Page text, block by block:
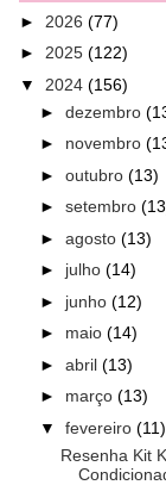
► 2026 (77)
► 2025 (122)
▼ 2024 (156)
► dezembro
► novembro
► outubro (13)
► setembro
► agosto (13)
► julho (14)
► junho (12)
► maio (14)
► abril (13)
► março (13)
▼ fevereiro (11)
Resenha Kit